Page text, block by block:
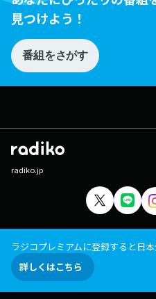
見つけよう！
番組をさがす
radiko.jp
ラジコプレミアムに登録すると日
詳しくはこちら